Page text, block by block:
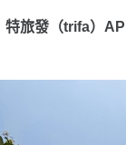
特旅發（trifa）AP